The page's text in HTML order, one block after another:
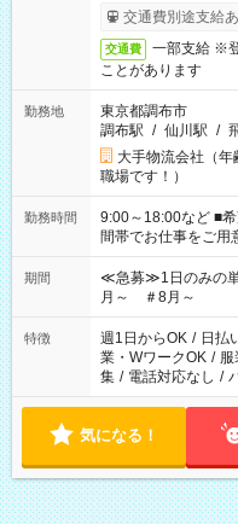
交通費別途支給
交通費
一部支給 ※
ことがあります
勤務地
東京都調布市
調布駅 / 仙川駅 /
大手物流会社（
職場です！）
勤務時間
9:00～18:00など ■希望の時
間帯でお仕事をご用
17:00～22:00 13:00
期間
≪急募≫1日のみの
月～ ＃8月～
特徴 週1日からOK / 日払
業・WワークOK / 服
集 / 電話対応なし /
気になる！